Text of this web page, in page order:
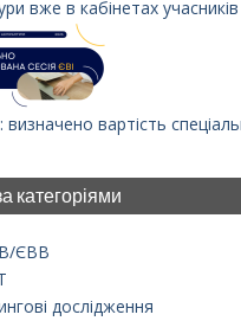
вже в кабінетах учасників
визначено вартість
категоріями
ЄВВ
дослідження